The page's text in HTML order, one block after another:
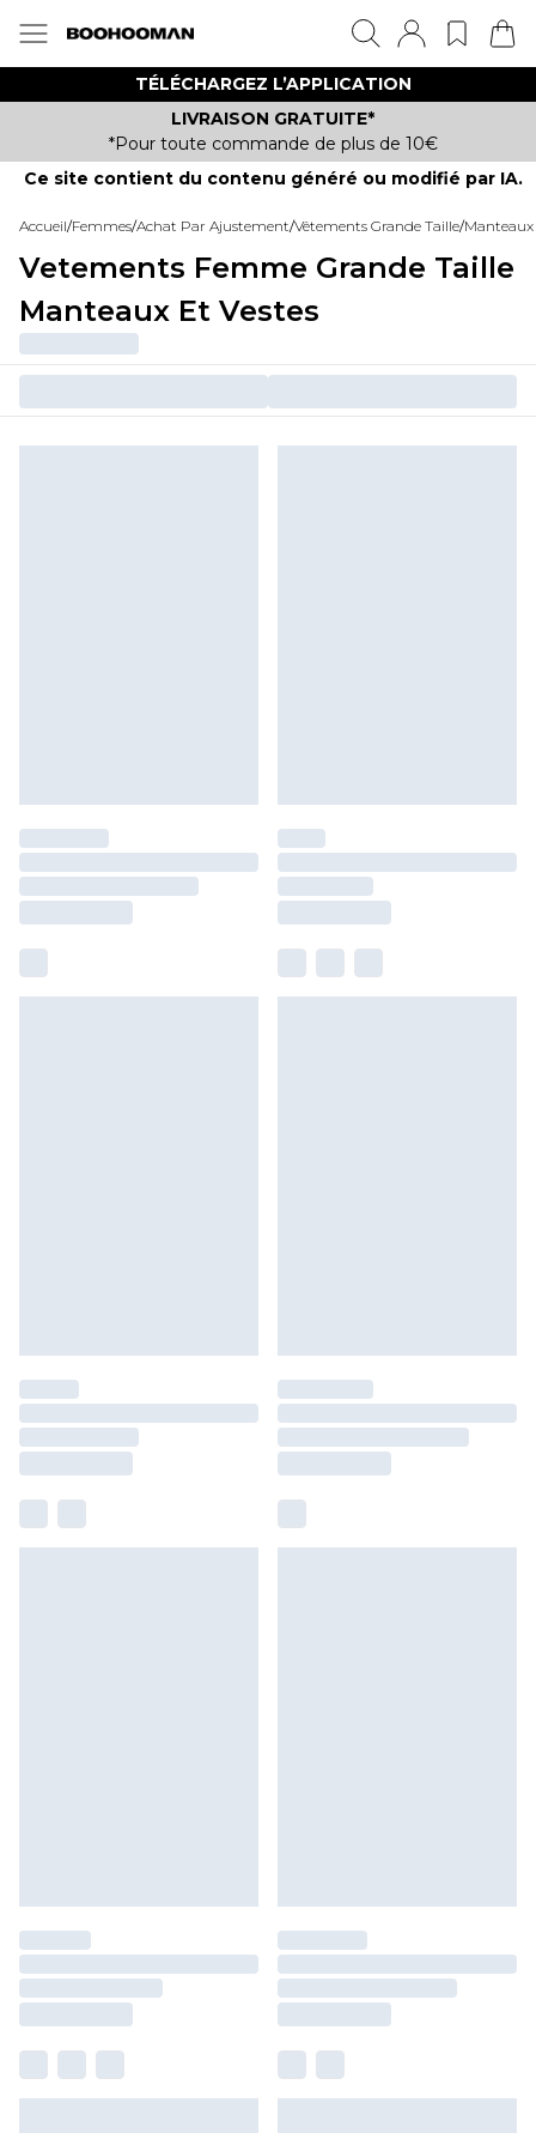
TÉLÉCHARGEZ L’APPLICATION
LIVRAISON GRATUITE*
*Pour toute commande de plus de 10€
Ce site contient du contenu généré ou modifié par IA.
Accueil/Femmes/Achat Par Ajustement/Vêtements Grande Taille/Manteaux
Vetements Femme Grande Taille
Manteaux Et Vestes